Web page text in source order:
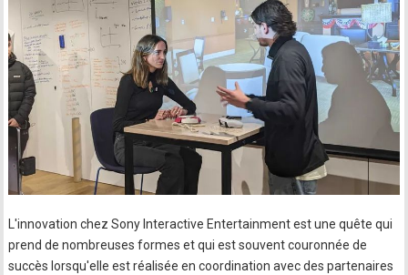
L'innovation chez Sony Interactive Entertainment est une quête qui
prend de nombreuses formes et qui est souvent couronnée de
succès lorsqu'elle est réalisée en coordination avec des partenaires